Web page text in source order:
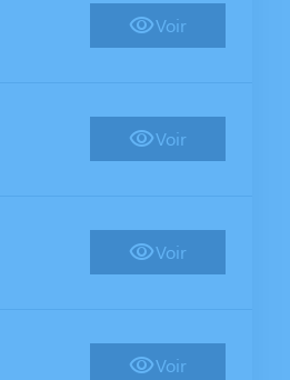
Voir
Voir
Voir
Voir